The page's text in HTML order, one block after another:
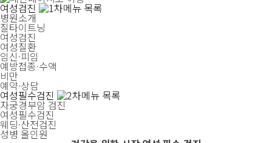
여성검진
병원소개
질타이트닝
여성검진
여성질환
임신·피임
예방접종·수액
비만
예약·상담
여성필수검진
자궁경부암 검진
여성필수검진
웨딩·산전검진
성병 올인원